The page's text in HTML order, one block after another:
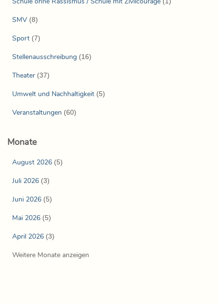
SMV (8)
Sport (7)
Stellenausschreibung (16)
Theater (37)
Umwelt und Nachhaltigkeit (5)
Veranstaltungen (60)
Monate
August 2026 (5)
Juli 2026 (3)
Juni 2026 (5)
Mai 2026 (5)
April 2026 (3)
Weitere Monate anzeigen